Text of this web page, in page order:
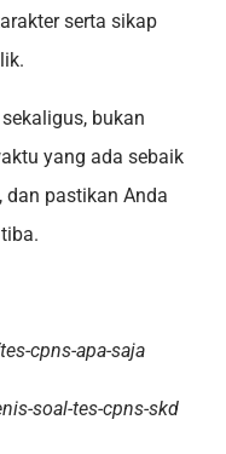
serta sikap
bukan
yang ada sebaik
dan pastikan Anda
cpns-apa-saja
soal-tes-cpns-skd